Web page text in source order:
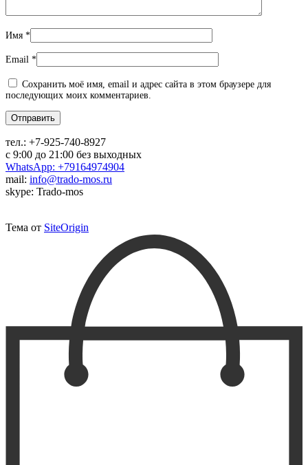
Имя *
Email *
Сохранить моё имя, email и адрес сайта в этом браузере для
последующих моих комментариев.
тел.: +7-925-740-8927
с 9:00 до 21:00 без выходных
WhatsApp: +79164974904
mail: info@trado-mos.ru
skype: Trado-mos
Тема от SiteOrigin